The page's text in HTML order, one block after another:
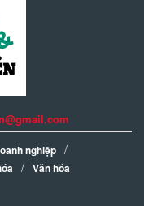
nghiệp
Văn hóa